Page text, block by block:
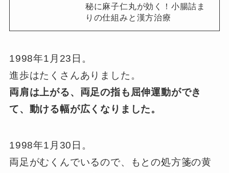
秘に麻子仁丸が効く！小腸詰ま
りの仕組みと漢方治療
1998年1月23日。
進歩はたくさんありました。
両肩は上がる、両足の指も屈伸運動ができ
て、動ける幅が広くなりました。
1998年1月30日。
両足がむくんでいるので、もとの処方箋の黄